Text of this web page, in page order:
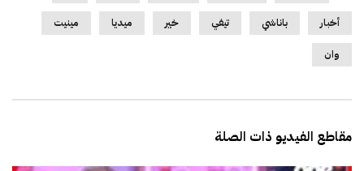
أخبار باناشي تيفي خير ميديا مينيت
وان
مقاطع الفيديو ذات الصلة